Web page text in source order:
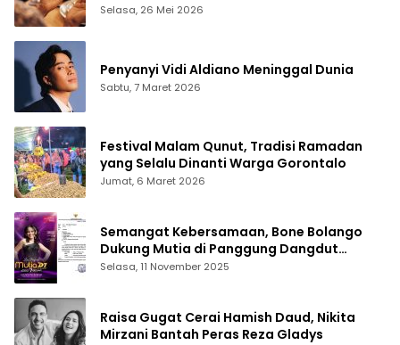
Selasa, 26 Mei 2026
Penyanyi Vidi Aldiano Meninggal Dunia
Sabtu, 7 Maret 2026
Festival Malam Qunut, Tradisi Ramadan
yang Selalu Dinanti Warga Gorontalo
Jumat, 6 Maret 2026
Semangat Kebersamaan, Bone Bolango
Dukung Mutia di Panggung Dangdut
Academy 7
Selasa, 11 November 2025
Raisa Gugat Cerai Hamish Daud, Nikita
Mirzani Bantah Peras Reza Gladys